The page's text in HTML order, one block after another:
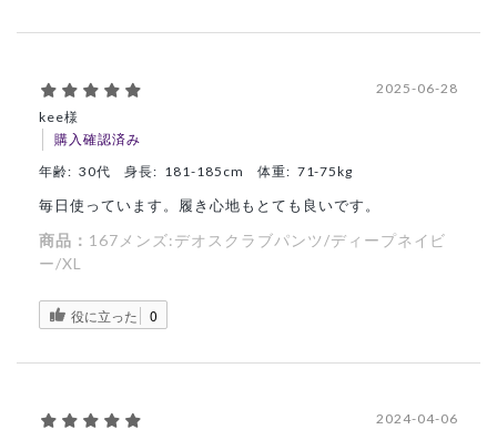
kee様
購入確認済み
2025-06-28
年齢: 30代 身長: 181-185cm 体重: 71-75kg
毎日使っています。履き心地もとても良いです。
商品： 167メンズ:デオスクラブパンツ/ディープネイビ
ー/XL
役に立った 0
2024-04-06